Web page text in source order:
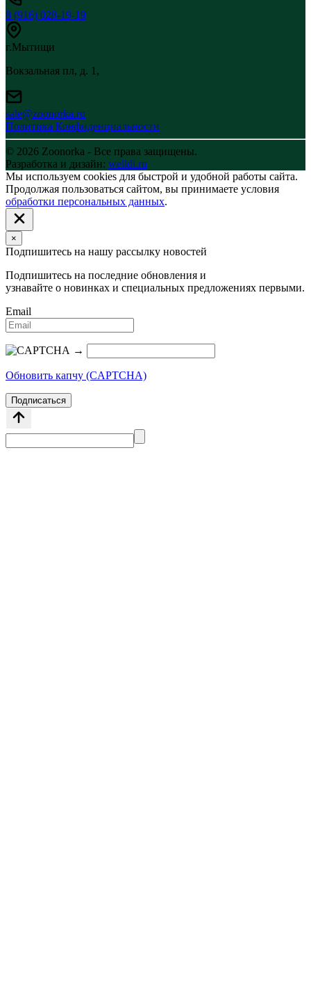
8 (916) 028-19-19
г.Мытищи
Вокзальная пл, д. 1,
sale@zoonorka.ru
Политика Конфиденциальности
© 2026 Zoonorka - Все права защищены.
Разработка и дизайн: welldi.ru
Мы используем cookies для быстрой и удобной работы сайта.
Продолжая пользоваться сайтом, вы принимаете условия
обработки персональных данных.
×
Подпишитесь на нашу рассылку новостей
Подпишитесь на последние обновления и
узнавайте о новинках и специальных предложениях первыми.
Email
→
Обновить капчу (CAPTCHA)
Подписаться